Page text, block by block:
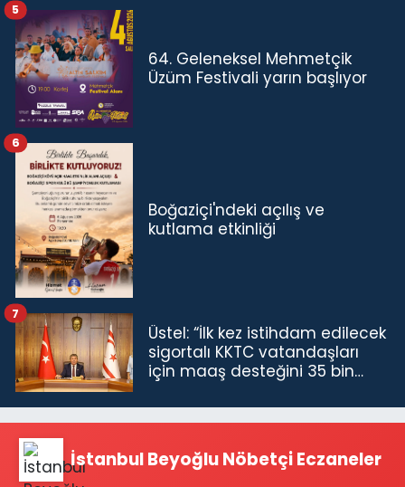
64. Geleneksel Mehmetçik
Üzüm Festivali yarın başlıyor
5
Boğaziçi'ndeki açılış ve
kutlama etkinliği
6
Üstel: “İlk kez istihdam edilecek
sigortalı KKTC vatandaşları
için maaş desteğini 35 bin
7
İstanbul Beyoğlu Nöbetçi Eczaneler